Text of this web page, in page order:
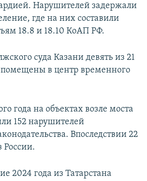
Нарушителей задержали
где на них составили
18.8 и 18.10 КоАП РФ.
суда Казани девять из 21
помещены в центр временного
года на объектах возле моста
152 нарушителей
Впоследствии 22
России.
2024 года из Татарстана